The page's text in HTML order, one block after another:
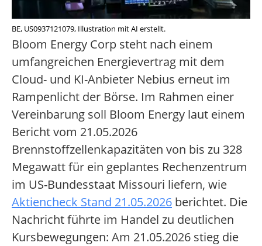
BE, US0937121079, Illustration mit AI erstellt.
Bloom Energy Corp steht nach einem
umfangreichen Energievertrag mit dem
Cloud- und KI-Anbieter Nebius erneut im
Rampenlicht der Börse. Im Rahmen einer
Vereinbarung soll Bloom Energy laut einem
Bericht vom 21.05.2026
Brennstoffzellenkapazitäten von bis zu 328
Megawatt für ein geplantes Rechenzentrum
im US-Bundesstaat Missouri liefern, wie
Aktiencheck Stand 21.05.2026 berichtet. Die
Nachricht führte im Handel zu deutlichen
Kursbewegungen: Am 21.05.2026 stieg die